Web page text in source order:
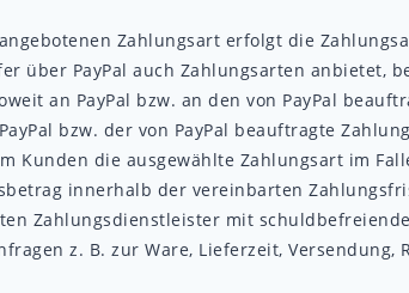
Zahlungsart erfolgt die
über PayPal auch Zahlungsarten anbietet,
an PayPal bzw. an den von PayPal
bzw. der von PayPal beauftragte
Kunden die ausgewählte Zahlungsart im
innerhalb der vereinbarten
Zahlungsdienstleister mit
z. B. zur Ware, Lieferzeit,